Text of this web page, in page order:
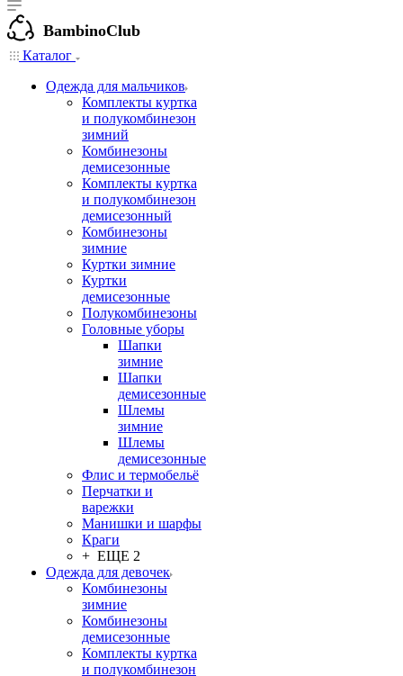
BambinoClub
Каталог
Одежда для мальчиков
Комплекты куртка
и полукомбинезон
зимний
Комбинезоны
демисезонные
Комплекты куртка
и полукомбинезон
демисезонный
Комбинезоны
зимние
Куртки зимние
Куртки
демисезонные
Полукомбинезоны
Головные уборы
Шапки
зимние
Шапки
демисезонные
Шлемы
зимние
Шлемы
демисезонные
Флис и термобельё
Перчатки и
варежки
Манишки и шарфы
Краги
+ ЕЩЕ 2
Одежда для девочек
Комбинезоны
зимние
Комбинезоны
демисезонные
Комплекты куртка
и полукомбинезон